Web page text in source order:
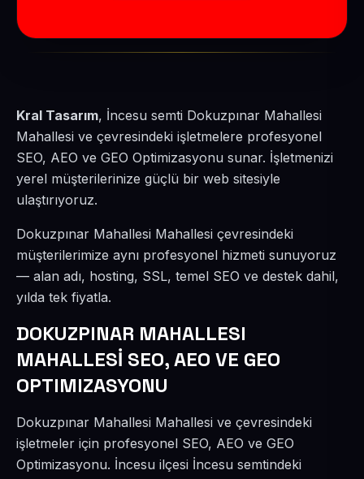
Kral Tasarım, İncesu semti Dokuzpınar Mahallesi
Mahallesi ve çevresindeki işletmelere profesyonel
SEO, AEO ve GEO Optimizasyonu sunar. İşletmenizi
yerel müşterilerinize güçlü bir web sitesiyle
ulaştırıyoruz.
Dokuzpınar Mahallesi Mahallesi çevresindeki
müşterilerimize aynı profesyonel hizmeti sunuyoruz
— alan adı, hosting, SSL, temel SEO ve destek dahil,
yılda tek fiyatla.
DOKUZPINAR MAHALLESI
MAHALLESİ SEO, AEO VE GEO
OPTIMIZASYONU
Dokuzpınar Mahallesi Mahallesi ve çevresindeki
işletmeler için profesyonel SEO, AEO ve GEO
Optimizasyonu. İncesu ilçesi İncesu semtindeki